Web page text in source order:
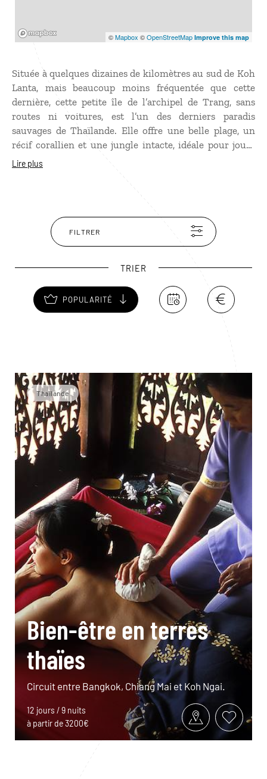
©Mapbox ©OpenStreetMap Improve this map
Située à quelques dizaines de kilomètres au sud de Koh
Lanta, mais beaucoup moins fréquentée que cette
dernière, cette petite île de l’archipel de Trang, sans
routes ni voitures, est l’un des derniers paradis
sauvages de Thaïlande. Elle offre une belle plage, un
récif corallien et une jungle intacte, idéale pour jouer
les Robinsons. La beauté de sa plage tient autant au
l’île, dans une nature totalement préservée. Koh Ngai
est parfaite pour profiter du calme, de la nature et du
snorkeling, loin de la foule.
Lire plus
FILTRER
TRIER
POPULARITÉ
Thaïlande
Bien-être en terres
thaïes
Circuit entre Bangkok, Chiang Mai et Koh Ngai.
12 jours / 9 nuits
à partir de 3200€